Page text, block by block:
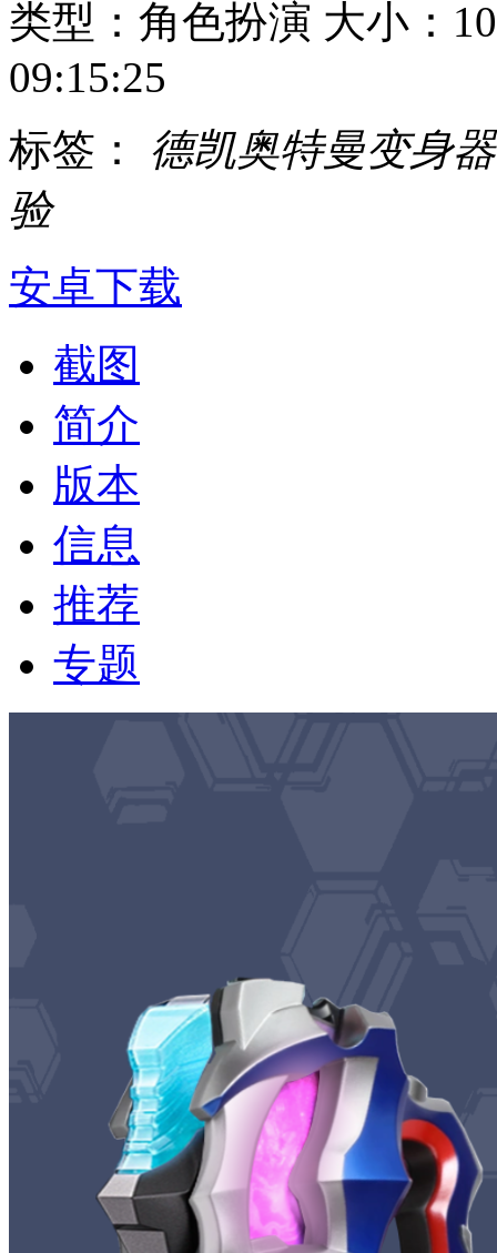
类型：角色扮演 大小：
09:15:25
标签： 德凯奥特曼变身器
验
安卓下载
截图
简介
版本
信息
推荐
专题